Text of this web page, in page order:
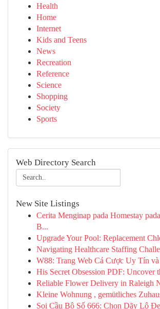
Health
Home
Internet
Kids and Teens
News
Recreation
Reference
Science
Shopping
Society
Sports
Web Directory Search
New Site Listings
Cerita Menginap pada Homestay
B...
Upgrade Your Pool: Replacement
Navigating Healthcare Staffing
W88: Trang Web Cá Cược Uy Tín
His Secret Obsession PDF: Uncover
Reliable Flower Delivery in Raleigh
Kleine Wohnung , gemütliches
Soi Cầu Bộ Số 666: Chọn Dãy Lô